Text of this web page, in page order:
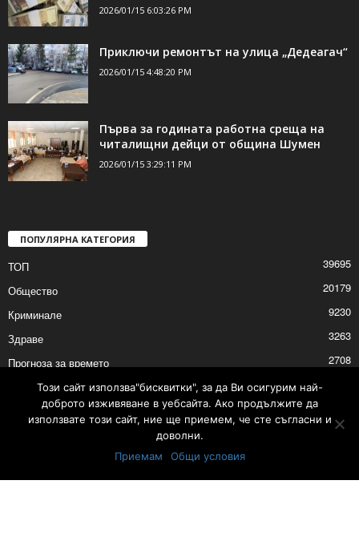
2026/01/15 6:03:26 PM
Приключи ремонтът на улица „Дедеагач“
2026/01/15 4:48:20 PM
Първа за годината работна среща на
читалищни дейци от община Шумен
2026/01/15 3:29:11 PM
ПОПУЛЯРНА КАТЕГОРИЯ
ТОП
39695
Общество
20179
Криминале
9230
Здраве
3263
Прогноза за времето
2708
Политика
Култура
Този сайт използва"бисквитки", за да Ви осигурим най-
доброто изживяване в уебсайта. Ако продължите да
използвате този сайт, ние ще приемем, че сте съгласни и
доволни.
Приемам
Общи условия